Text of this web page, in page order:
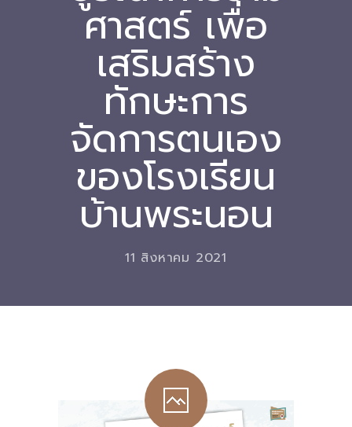
-- วีดิทัศน์นำเสนอสถานศึกษานำร่อง
-- ปฏิทินการขับเคลื่อนพื้นที่นวัตกรรมการศึกษา
Download
-- หนังสือและเอกสาร
-- กฎหมาย
---- เจตนารมณ์ของ พ.ร.บ.
---- พ.ร.บ. และอนุบัญญัติ
---- พ.ร.ฎ. ขยายเวลาใช้บังคับ พ.ร.บ.พื้นที่นวัตกรรมการ
---- รายงานการประเมินผลสัมฤทธิ์ พ.ร.บ.พื้นที่นวัตกรรม
---- รายงานการวิเคราะห์ผลกระทบที่อาจเกิดขึ้นจากกฎ
ศาสตร์ เพื่อ
เสริมสร้าง
ทักษะการ
จัดการตนเอง
ของโรงเรียน
บ้านพระนอน
11 สิงหาคม 2021